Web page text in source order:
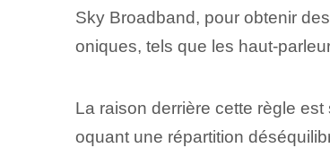
Sky Broadband, pour obtenir
oniques, tels que les haut-
La raison derrière cette règle
oquant une répartition